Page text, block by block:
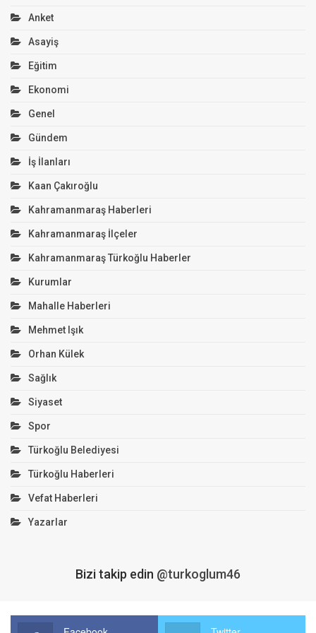
Anket
Asayiş
Eğitim
Ekonomi
Genel
Gündem
İş İlanları
Kaan Çakıroğlu
Kahramanmaraş Haberleri
Kahramanmaraş İlçeler
Kahramanmaraş Türkoğlu Haberler
Kurumlar
Mahalle Haberleri
Mehmet Işık
Orhan Külek
Sağlık
Siyaset
Spor
Türkoğlu Belediyesi
Türkoğlu Haberleri
Vefat Haberleri
Yazarlar
Bizi takip edin @turkoglum46